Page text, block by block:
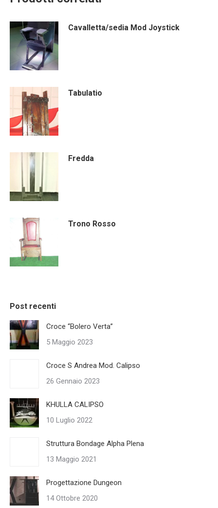
Cavalletta/sedia Mod Joystick
Tabulatio
Fredda
Trono Rosso
Post recenti
Croce “Bolero Verta”
5 Maggio 2023
Croce S Andrea Mod. Calipso
26 Gennaio 2023
KHULLA CALIPSO
10 Luglio 2022
Struttura Bondage Alpha Plena
13 Maggio 2021
Progettazione Dungeon
14 Ottobre 2020